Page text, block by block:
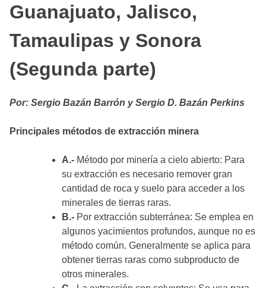
Guanajuato, Jalisco,
Tamaulipas y Sonora
(Segunda parte)
Por: Sergio Bazán Barrón y Sergio D. Bazán Perkins
Principales métodos de extracción minera
A.- Método por minería a cielo abierto: Para
su extracción es necesario remover gran
cantidad de roca y suelo para acceder a los
minerales de tierras raras.
B.- Por extracción subterránea: Se emplea en
algunos yacimientos profundos, aunque no es
método común. Generalmente se aplica para
obtener tierras raras como subproducto de
otros minerales.